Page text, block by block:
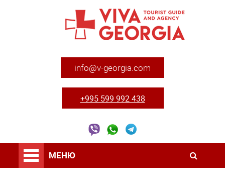
info@v-georgia.com
+995 599 992 438
МЕНЮ